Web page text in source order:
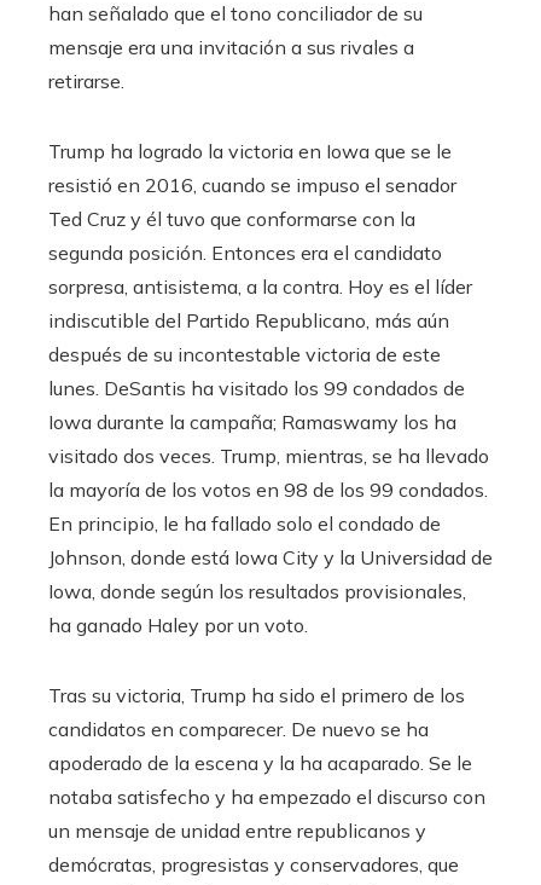
han señalado que el tono conciliador de su
mensaje era una invitación a sus rivales a
retirarse.
Trump ha logrado la victoria en Iowa que se le
resistió en 2016, cuando se impuso el senador
Ted Cruz y él tuvo que conformarse con la
segunda posición. Entonces era el candidato
sorpresa, antisistema, a la contra. Hoy es el líder
indiscutible del Partido Republicano, más aún
después de su incontestable victoria de este
lunes. DeSantis ha visitado los 99 condados de
Iowa durante la campaña; Ramaswamy los ha
visitado dos veces. Trump, mientras, se ha llevado
la mayoría de los votos en 98 de los 99 condados.
En principio, le ha fallado solo el condado de
Johnson, donde está Iowa City y la Universidad de
Iowa, donde según los resultados provisionales,
ha ganado Haley por un voto.
Tras su victoria, Trump ha sido el primero de los
candidatos en comparecer. De nuevo se ha
apoderado de la escena y la ha acaparado. Se le
notaba satisfecho y ha empezado el discurso con
un mensaje de unidad entre republicanos y
demócratas, progresistas y conservadores, que